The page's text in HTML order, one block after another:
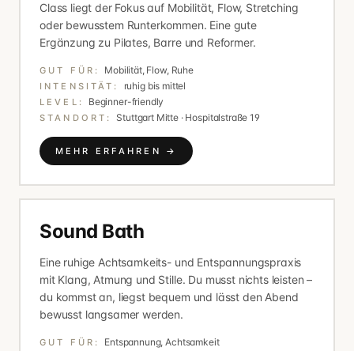
Class liegt der Fokus auf Mobilität, Flow, Stretching
oder bewusstem Runterkommen. Eine gute
Ergänzung zu Pilates, Barre und Reformer.
GUT FÜR: Mobilität, Flow, Ruhe
INTENSITÄT: ruhig bis mittel
LEVEL: Beginner-friendly
STANDORT: Stuttgart Mitte · Hospitalstraße 19
MEHR ERFAHREN →
Sound Bath
Eine ruhige Achtsamkeits- und Entspannungspraxis
mit Klang, Atmung und Stille. Du musst nichts leisten –
du kommst an, liegst bequem und lässt den Abend
bewusst langsamer werden.
GUT FÜR: Entspannung, Achtsamkeit